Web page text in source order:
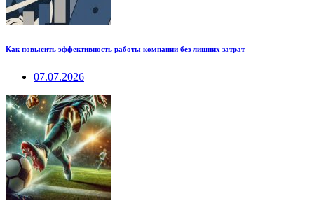
Как повысить эффективность работы компании без лишних затрат
07.07.2026